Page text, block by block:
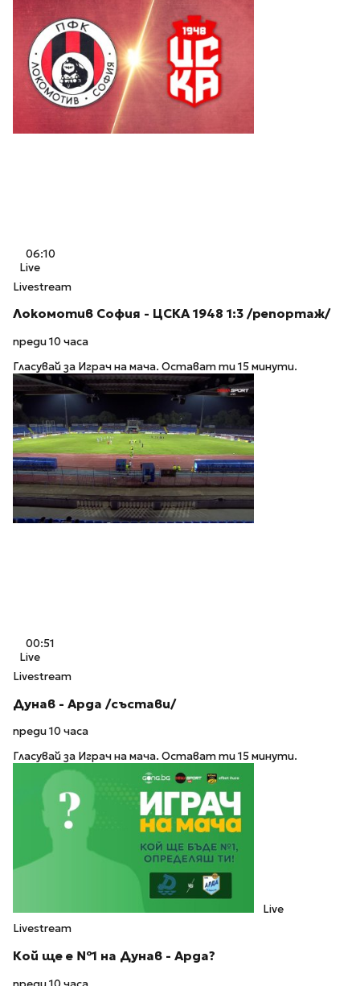
06:10
Live
Livestream
Локомотив София - ЦСКА 1948 1:3 /репортаж/
преди 10 часа
Гласувай за Играч на мача. Остават ти 15 минути.
00:51
Live
Livestream
Дунав - Арда /състави/
преди 10 часа
Гласувай за Играч на мача. Остават ти 15 минути.
Live
Livestream
Кой ще е №1 на Дунав - Арда?